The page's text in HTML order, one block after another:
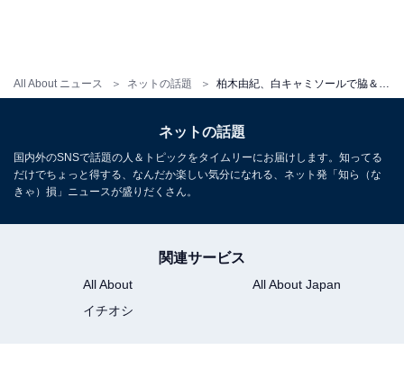
All About ニュース ネットの話題
ネットの話題
国内外のSNSで話題の人＆トピックをタイムリーにお届けします。知ってる
だけでちょっと得する、なんだか楽しい気分になれる、ネット発「知ら（な
きゃ）損」ニュースが盛りだくさん。
関連サービス
All About
All About Japan
イチオシ